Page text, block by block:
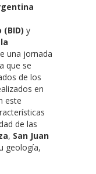
y
una jornada
que se
de los
en
este
de las
, San Juan
geología,